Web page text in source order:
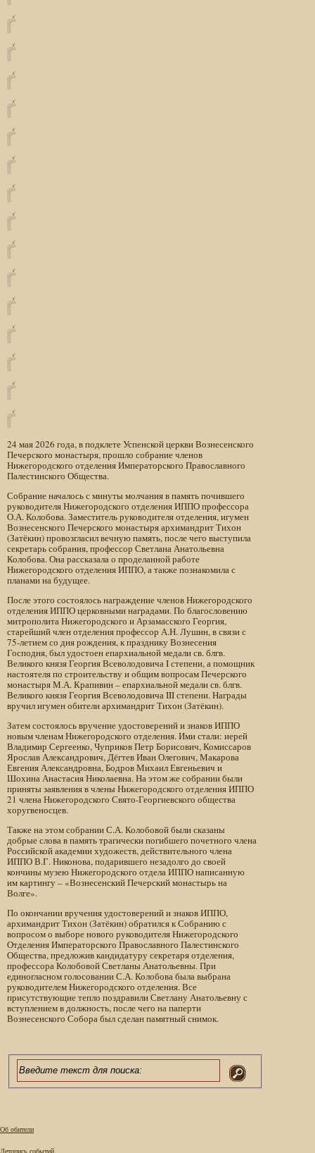
24 мая 2026 года, в подклете Успенской церкви Вознесенского
Печерского монастыря, прошло собрание членов
Нижегородского отделения Императорского Православного
Палестинского Общества.
Собрание началось с минуты молчания в память почившего
руководителя Нижегородского отделения ИППО профессора
О.А. Колобова. Заместитель руководителя отделения, игумен
Вознесенского Печерского монастыря архимандрит Тихон
(Затёкин) провозгласил вечную память, после чего выступила
секретарь собрания, профессор Светлана Анатольевна
Колобова. Она рассказала о проделанной работе
Нижегородского отделения ИППО, а также познакомила с
планами на будущее.
После этого состоялось награждение членов Нижегородского
отделения ИППО церковными наградами. По благословению
митрополита Нижегородского и Арзамасского Георгия,
старейший член отделения профессор А.Н. Лушин, в связи с
75-летием со дня рождения, к празднику Вознесения
Господня, был удостоен епархиальной медали св. блгв.
Великого князя Георгия Всеволодовича I степени, а помощник
настоятеля по строительству и общим вопросам Печерского
монастыря М.А. Крапивин – епархиальной медали св. блгв.
Великого князя Георгия Всеволодовича III степени. Награды
вручил игумен обители архимандрит Тихон (Затёкин).
Затем состоялось вручение удостоверений и знаков ИППО
новым членам Нижегородского отделения. Ими стали: иерей
Владимир Сергеенко, Чуприков Петр Борисович, Комиссаров
Ярослав Александрович, Дёгтев Иван Олегович, Макарова
Евгения Александровна, Бодров Михаил Евгеньевич и
Шохина Анастасия Николаевна. На этом же собрании были
приняты заявления в члены Нижегородского отделения ИППО
21 члена Нижегородского Свято-Георгиевского общества
хоругвеносцев.
Также на этом собрании С.А. Колобовой были сказаны
добрые слова в память трагически погибшего почетного члена
Российской академии художеств, действительного члена
ИППО В.Г. Никонова, подарившего незадолго до своей
кончины музею Нижегородского отдела ИППО написанную
им картингу – «Вознесенский Печерский монастырь на
Волге».
По окончании вручения удостоверений и знаков ИППО,
архимандрит Тихон (Затёкин) обратился к Собранию с
вопросом о выборе нового руководителя Нижегородского
Отделения Императорского Православного Палестинского
Общества, предложив кандидатуру секретаря отделения,
профессора Колобовой Светланы Анатольевны. При
единогласном голосовании С.А. Колобова была выбрана
руководителем Нижегородского отделения. Все
присутствующие тепло поздравили Светлану Анатольевну с
вступлением в должность, после чего на паперти
Вознесенского Собора был сделан памятный снимок.
Об обители
Летопись событий